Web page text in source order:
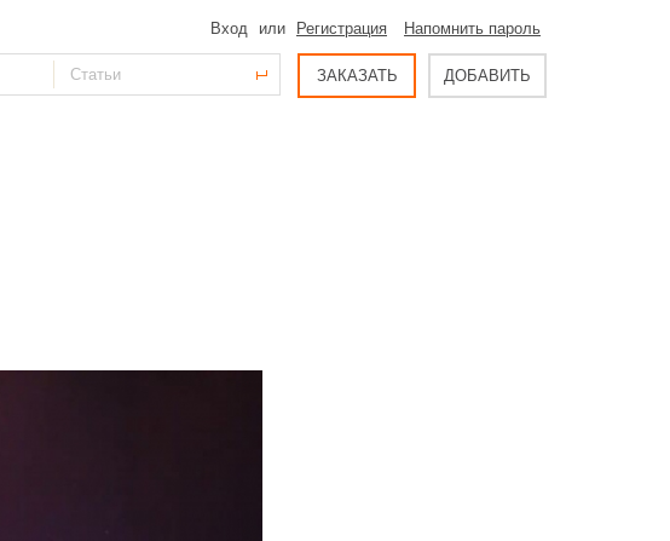
Вход или Регистрация Напомнить пароль
ЗАКАЗАТЬ ДОБАВИТЬ